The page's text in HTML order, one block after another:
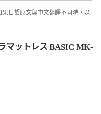
日語原文與中文翻譯不同時，以
マットレス BASIC MK-